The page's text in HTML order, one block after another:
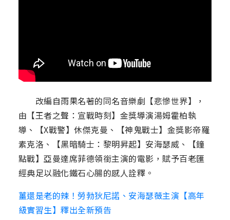
改編自雨果名著的同名音樂劇【悲慘世界】，
由【王者之聲：宣戰時刻】金獎導演湯姆霍柏執
導、【X戰警】休傑克曼、【神鬼戰士】金獎影帝羅
素克洛、【黑暗騎士：黎明昇起】安海瑟威、【鐘
點戰】亞曼達席菲德領銜主演的電影，賦予百老匯
經典足以融化鐵石心腸的感人詮釋。
薑還是老的辣！勞勃狄尼諾、安海瑟薇主演【高年
級實習生】釋出全新預告